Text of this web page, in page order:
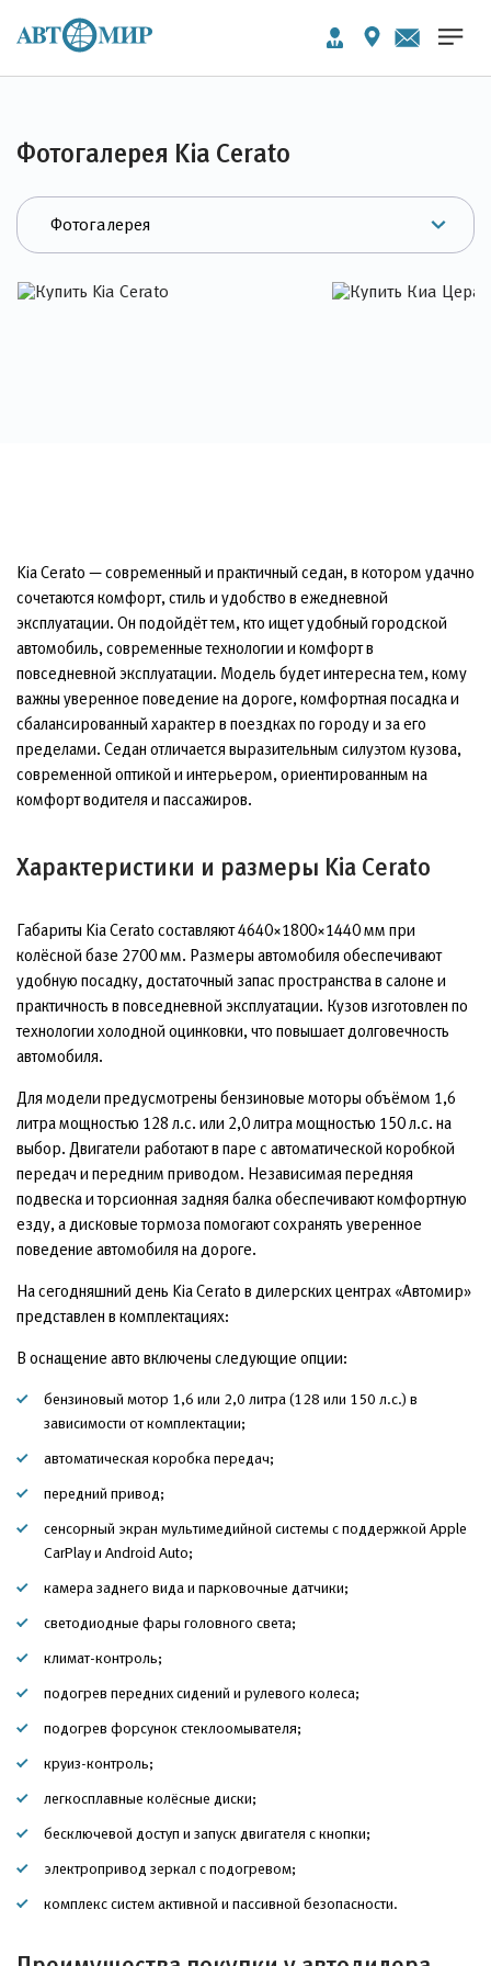
Фотогалерея Kia Cerato
Kia Cerato — современный и практичный седан, в котором удачно
сочетаются комфорт, стиль и удобство в ежедневной
эксплуатации. Он подойдёт тем, кто ищет удобный городской
автомобиль, современные технологии и комфорт в
повседневной эксплуатации. Модель будет интересна тем, кому
важны уверенное поведение на дороге, комфортная посадка и
сбалансированный характер в поездках по городу и за его
пределами. Седан отличается выразительным силуэтом кузова,
современной оптикой и интерьером, ориентированным на
комфорт водителя и пассажиров.
Характеристики и размеры Kia Cerato
Габариты Kia Cerato составляют 4640×1800×1440 мм при
колёсной базе 2700 мм. Размеры автомобиля обеспечивают
удобную посадку, достаточный запас пространства в салоне и
практичность в повседневной эксплуатации. Кузов изготовлен по
технологии холодной оцинковки, что повышает долговечность
автомобиля.
Для модели предусмотрены бензиновые моторы объёмом 1,6
литра мощностью 128 л.с. или 2,0 литра мощностью 150 л.с. на
выбор. Двигатели работают в паре с автоматической коробкой
передач и передним приводом. Независимая передняя
подвеска и торсионная задняя балка обеспечивают комфортную
езду, а дисковые тормоза помогают сохранять уверенное
поведение автомобиля на дороге.
На сегодняшний день Kia Cerato в дилерских центрах «Автомир»
представлен в комплектациях:
В оснащение авто включены следующие опции:
бензиновый мотор 1,6 или 2,0 литра (128 или 150 л.с.) в
зависимости от комплектации;
автоматическая коробка передач;
передний привод;
сенсорный экран мультимедийной системы с поддержкой Apple
CarPlay и Android Auto;
камера заднего вида и парковочные датчики;
светодиодные фары головного света;
климат-контроль;
подогрев передних сидений и рулевого колеса;
подогрев форсунок стеклоомывателя;
круиз-контроль;
легкосплавные колёсные диски;
бесключевой доступ и запуск двигателя с кнопки;
электропривод зеркал с подогревом;
комплекс систем активной и пассивной безопасности.